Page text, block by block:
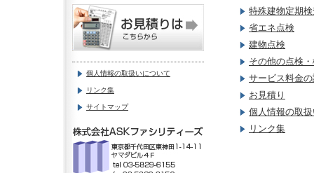
特殊建物定期
省エネ点検
建物点検
その他の点検
サービス料金
お見積り
個人情報の取
リンク集
個人情報の取扱いについて
リンク集
サイトマップ